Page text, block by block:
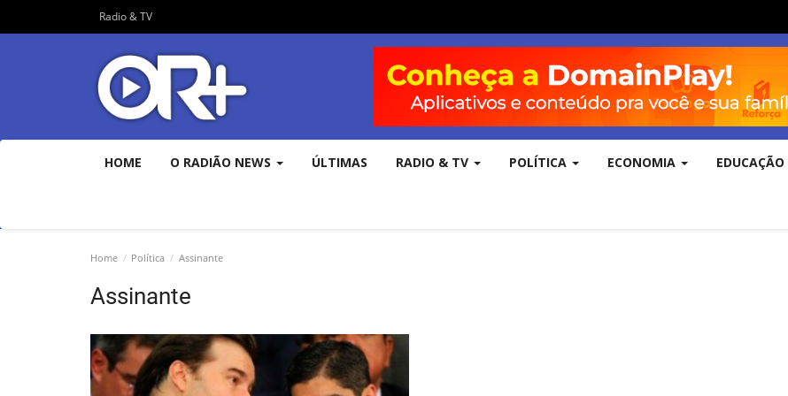
Radio & TV
HOME O RADIÃO NEWS ÚLTIMAS RADIO & TV POLÍTICA ECONOMIA EDUCAÇÃO
Home Política Assinante
Assinante